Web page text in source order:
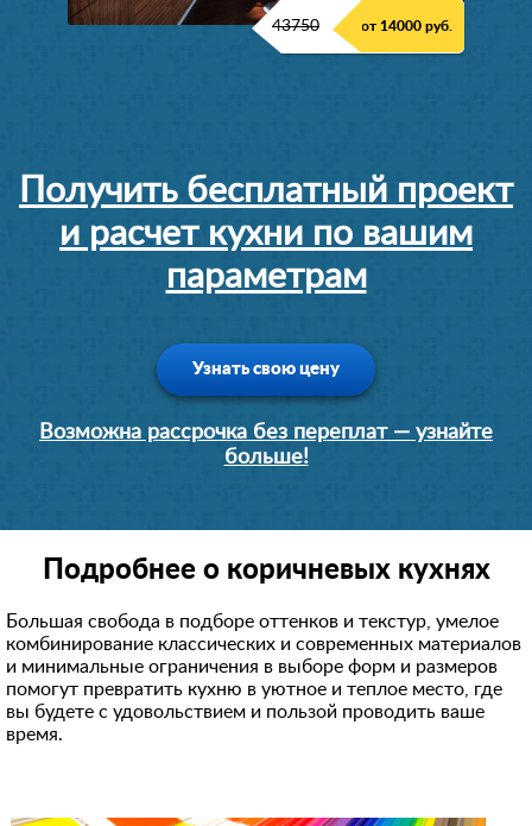
43750 от 14000 руб.
Получить бесплатный проект
и расчет кухни по вашим
параметрам
Узнать свою цену
Возможна рассрочка без переплат — узнайте
больше!
Подробнее о коричневых кухнях
Большая свобода в подборе оттенков и текстур, умелое
комбинирование классических и современных материалов
и минимальные ограничения в выборе форм и размеров
помогут превратить кухню в уютное и теплое место, где
вы будете с удовольствием и пользой проводить ваше
время.